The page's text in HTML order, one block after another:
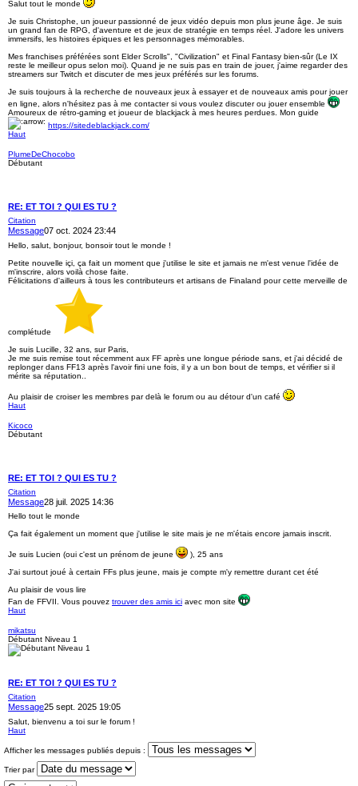
Salut tout le monde
Je suis Christophe, un joueur passionné de jeux vidéo depuis mon plus jeune âge. Je suis
un grand fan de RPG, d'aventure et de jeux de stratégie en temps réel. J'adore les univers
immersifs, les histoires épiques et les personnages mémorables.
Mes franchises préférées sont Elder Scrolls", "Civilization" et Final Fantasy bien-sûr (Le IX
reste le meilleur opus selon moi). Quand je ne suis pas en train de jouer, j'aime regarder des
streamers sur Twitch et discuter de mes jeux préférés sur les forums.
Je suis toujours à la recherche de nouveaux jeux à essayer et de nouveaux amis pour jouer
en ligne, alors n'hésitez pas à me contacter si vous voulez discuter ou jouer ensemble
Amoureux de rétro-gaming et joueur de blackjack à mes heures perdues. Mon guide
https://sitedeblackjack.com/
Haut
PlumeDeChocobo
Débutant
RE: ET TOI ? QUI ES TU ?
Citation
Message07 oct. 2024 23:44
Hello, salut, bonjour, bonsoir tout le monde !
Petite nouvelle içi, ça fait un moment que j'utilise le site et jamais ne m'est venue l'idée de
m'inscrire, alors voilà chose faite.
Félicitations d'ailleurs à tous les contributeurs et artisans de Finaland pour cette merveille de
complétude
Je suis Lucille, 32 ans, sur Paris,
Je me suis remise tout récemment aux FF après une longue période sans, et j'ai décidé de
replonger dans FF13 après l'avoir fini une fois, il y a un bon bout de temps, et vérifier si il
mérite sa réputation..
Au plaisir de croiser les membres par delà le forum ou au détour d'un café
Haut
Kicoco
Débutant
RE: ET TOI ? QUI ES TU ?
Citation
Message28 juil. 2025 14:36
Hello tout le monde
Ça fait également un moment que j'utilise le site mais je ne m'étais encore jamais inscrit.
Je suis Lucien (oui c'est un prénom de jeune
), 25 ans
J'ai surtout joué à certain FFs plus jeune, mais je compte m'y remettre durant cet été
Au plaisir de vous lire
Fan de FFVII. Vous pouvez trouver des amis ici avec mon site
Haut
mikatsu
Débutant Niveau 1
RE: ET TOI ? QUI ES TU ?
Citation
Message25 sept. 2025 19:05
Salut, bienvenu a toi sur le forum !
Haut
Afficher les messages publiés depuis :
Trier par